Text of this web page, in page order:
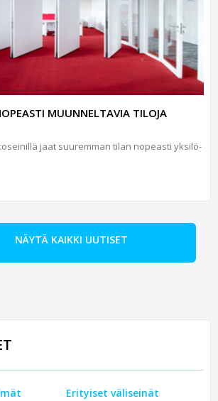
MUUNNELTAVIA TILOJA
jaat suuremman tilan nopeasti yksilö-
NÄYTÄ KAIKKI UUTISET
Erityiset väliseinät